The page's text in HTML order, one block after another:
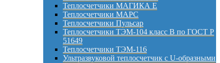
Теплосчетчики МАГИКА Е
Теплосчетчики МАРС
Теплосчетчики Пульсар
Теплосчетчики ТЭМ-104 класс B по ГОСТ Р
51649
Теплосчетчики ТЭМ-116
Ультразвуковой теплосчетчик с U-образными